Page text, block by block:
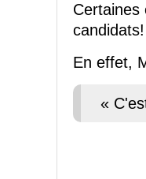
Certaines
candidats!
En effet,
«